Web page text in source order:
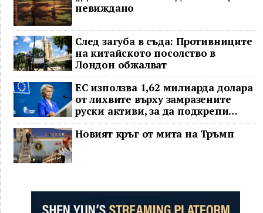
невиждано
След загуба в съда: Противниците
на китайското посолство в
Лондон обжалват
ЕС използва 1,62 милиарда долара
от лихвите върху замразените
руски активи, за да подкрепи
Украйна
Новият кръг от мита на Тръмп